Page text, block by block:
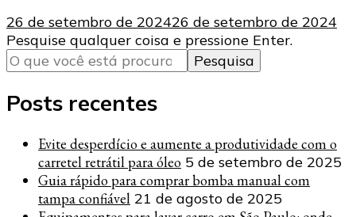
26 de setembro de 202426 de setembro de 2024
Procurando
algo?
Pesquise qualquer coisa e pressione Enter.
Posts recentes
Evite desperdício e aumente a produtividade com o
carretel retrátil para óleo 5 de setembro de 2025
Guia rápido para comprar bomba manual com
tampa confiável 21 de agosto de 2025